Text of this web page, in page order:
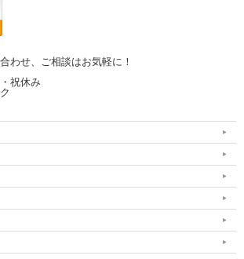
わせ、ご相談はお気軽に！
祝休み